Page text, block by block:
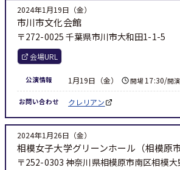
2024年1月19日（金）
市川市文化会館
〒272-0025 千葉県市川市大和田1-1-5
会場URL
公演情報 1月19日（金） 開場 17:30/開演
お問い合わせ クレリアン
2024年1月26日（金）
相模女子大学グリーンホール（相模原
〒252-0303 神奈川県相模原市南区相模